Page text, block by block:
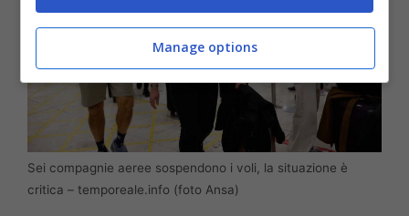
Sei compagnie aeree sospendono i voli, la situazione è
critica – temporeale.info (foto Ansa)
Manage options